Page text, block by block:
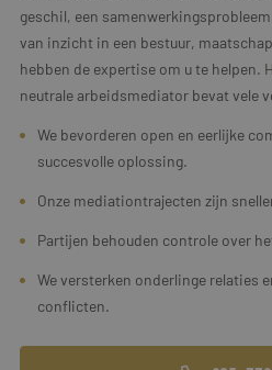
geschil, een
van inzicht in een bestuur,
hebben de expertise om u te helpen.
neutrale arbeidsmediator bevat vele
We bevorderen open en eerlijke
succesvolle oplossing.
Onze mediationtrajecten zijn
Partijen behouden controle over
We versterken onderlinge relaties
conflicten.